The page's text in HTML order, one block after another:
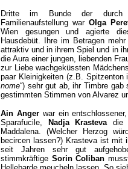
Dritte im Bunde der durch
Familienaufstellung warOlga
Wien gesungen und agierte
Hausdebüt. Ihre im Betragen
attraktiv und in ihrem Spiel und in
die Aura einer jungen, liebenden
zur Liebe wachgeküssten
paar Kleinigkeiten (z.B.
nome“) sehr gut ab, ihr Timbre
gestimmten Stimmen von Alvarez
Ain Angerwar ein entschlossener,
Sparafucile,
Nadja Krastevadie
Maddalena. (Welcher Herzog
becircen lassen?) Krasteva ist mit
seit Jahren sehr gut
stimmkräftige Sorin Coliban